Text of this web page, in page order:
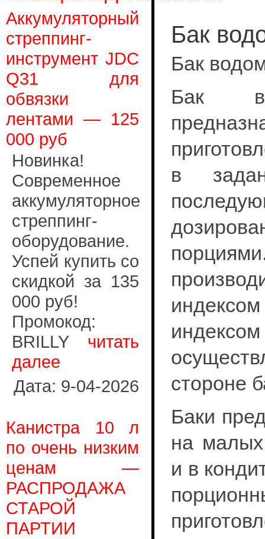
Аккумуляторный
стреппинг-
инструмент JDC
Q31 для
обвязки
лентами — 125
000 руб
Новинка!
Современное
аккумуляторное
стреппинг-
оборудование.
Успей купить со
скидкой за 135
000 руб!
Промокод:
BRILLY читать
далее
Дата: 9-04-2026
Канистра 10 л
по очень низким
ценам —
РАСПРОДАЖА
СТАРОЙ
ПАРТИИ
Бак
Бак
Бак
в
стороне
Баки
на малых
и в